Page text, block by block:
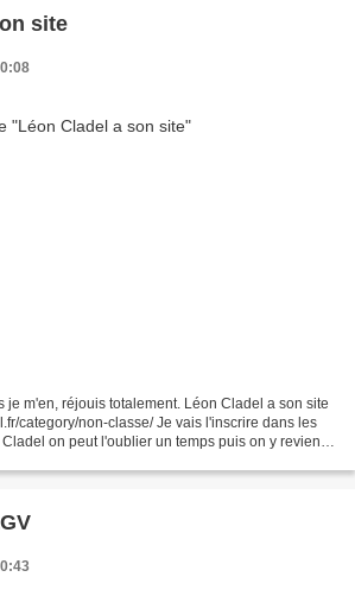
site
je m'en, réjouis totalement. Léon Cladel a son site
category/non-classe/ Je vais l'inscrire dans les
on peut l'oublier un temps puis on y revient.